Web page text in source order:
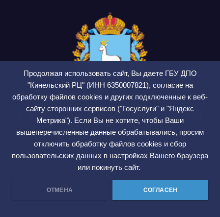
Продолжая использовать сайт, Вы даете ГБУ ДПО
"Кинельский РЦ" (ИНН 6350007821), согласие на
обработку файлов cookies и других подключенные к веб-
сайту сторонних сервисов ("Госуслуги" и "Яндекс
Метрика"). Если Вы не хотите, чтобы Ваши
вышеперечисленные данные обрабатывались, просим
отключить обработку файлов cookies и сбор
пользовательских данных в настройках Вашего браузера
или покинуть сайт.
ОТМЕНА СОГЛАСЕН
ГБУ ДПО Кинельский
РЦ
СМИ ЭЛ № ФС 77 — 75564
Тема: Newsup, авторThemeansar